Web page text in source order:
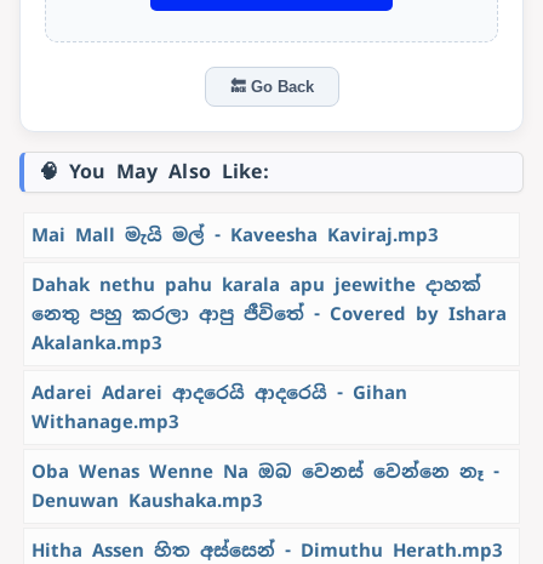
🔙 Go Back
🧠 You May Also Like:
Mai Mall මැයි මල් - Kaveesha Kaviraj.mp3
Dahak nethu pahu karala apu jeewithe දාහක්
නෙතු පහු කරලා ආපු ජීවිතේ - Covered by Ishara
Akalanka.mp3
Adarei Adarei ආදරෙයි ආදරෙයි - Gihan
Withanage.mp3
Oba Wenas Wenne Na ඔබ වෙනස් වෙන්නෙ නෑ -
Denuwan Kaushaka.mp3
Hitha Assen හිත අස්සෙන් - Dimuthu Herath.mp3